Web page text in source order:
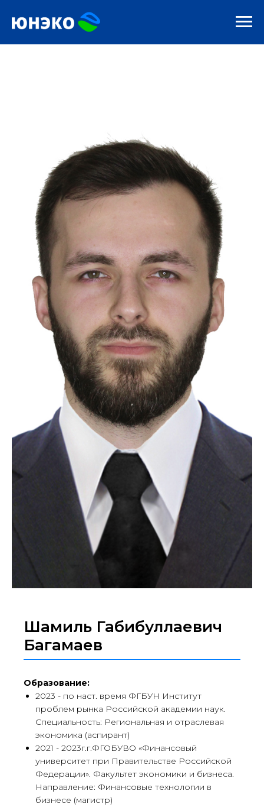
Шамиль Габибуллаевич
Багамаев
Образование:
2023 - по наст. время ФГБУН Институт
проблем рынка Российской академии наук.
Специальность: Региональная и отраслевая
экономика (аспирант)
2021 - 2023г.г.ФГОБУВО «Финансовый
университет при Правительстве Российской
Федерации». Факультет экономики и бизнеса.
Направление: Финансовые технологии в
бизнесе (магистр)